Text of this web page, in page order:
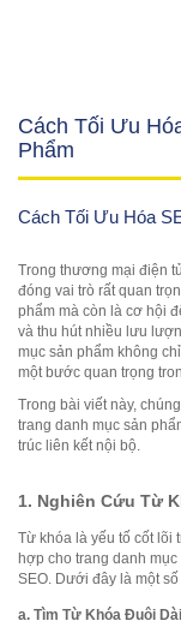
Cách Tối Ưu
Phẩm
Cách Tối Ưu Hóa
Trong thương mại điện
đóng vai trò rất quan
phẩm mà còn là cơ hội
và thu hút nhiều lưu
mục sản phẩm không
một bước quan trọng
Trong bài viết này,
trang danh mục sản
trúc liên kết nội bộ.
1. Nghiên Cứu Từ
Từ khóa là yếu tố cốt lõi
hợp cho trang danh
SEO. Dưới đây là một
a. Tìm Từ Khóa Đuôi